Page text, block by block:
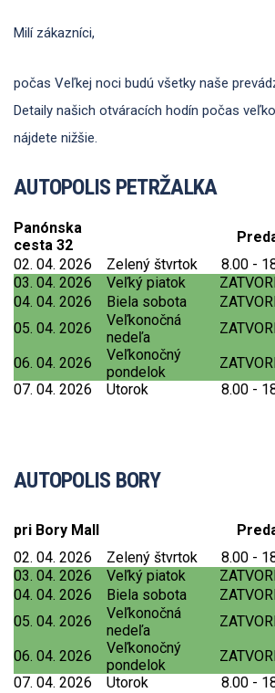
Milí zákazníci,
počas Veľkej noci budú všetky naše
Detaily našich otváracích hodín počas
nájdete nižšie.
AUTOPOLIS PETRŽALKA
Panónska
cesta 32
02. 04. 2026
Zelený štvrtok 8.00 -
03. 04. 2026
Veľký piatok
04. 04. 2026
Biela sobota
05. 04. 2026
Veľkonočná
nedeľa
06. 04. 2026
Veľkonočný
pondelok
07. 04. 2026
Utorok 8.00 -
AUTOPOLIS BORY
pri Bory Mall
02. 04. 2026
Zelený štvrtok 8.00 -
03. 04. 2026
Veľký piatok
04. 04. 2026
Biela sobota
05. 04. 2026
Veľkonočná
nedeľa
06. 04. 2026
Veľkonočný
pondelok
07. 04. 2026
Utorok 8.00 -